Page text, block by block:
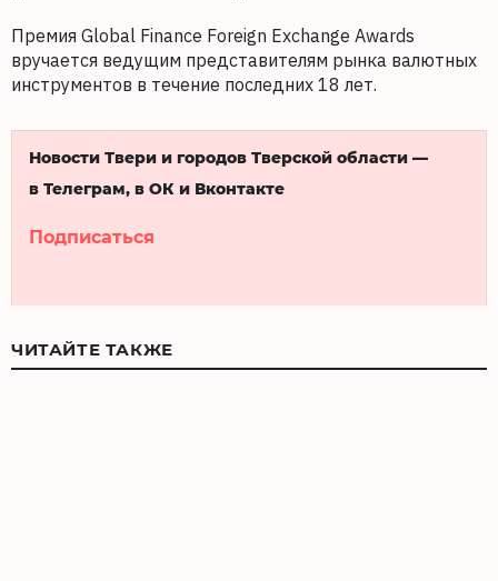
Премия Global Finance Foreign Exchange Awards
вручается ведущим представителям рынка валютных
инструментов в течение последних 18 лет.
Новости Твери и городов Тверской области —
в Телеграм, в ОК и Вконтакте
Подписаться
ЧИТАЙТЕ ТАКЖЕ